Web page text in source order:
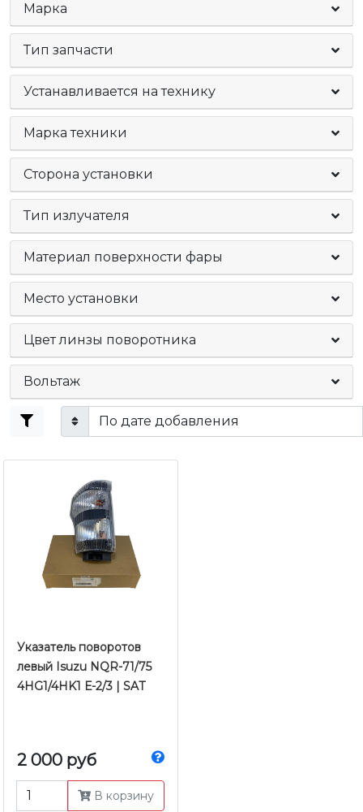
Марка
Тип запчасти
Устанавливается на технику
Марка техники
Сторона установки
Тип излучателя
Материал поверхности фары
Место установки
Цвет линзы поворотника
Вольтаж
Указатель поворотов
левый Isuzu NQR-71/75
4HG1/4HK1 Е-2/3 | SAT
2 000 руб
В корзину